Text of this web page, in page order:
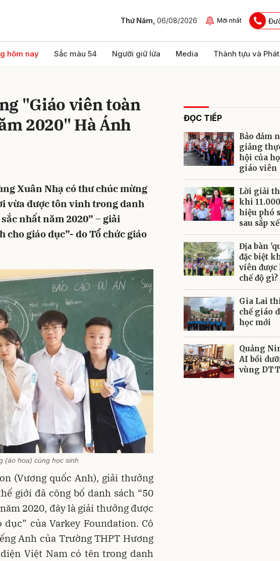
Thứ Năm, 06/08/2026 Mới nhất
hôm nay Sắc màu 54 Người giữ lửa Media Thành tựu và
"Giáo viên toàn
2020" Hà Ánh
Xuân Nhạ có thư chúc mừng
vừa được tôn vinh trong danh
nhất năm 2020” – giải
giáo dục”- do Tổ chức giáo
(áo hoa) cùng học sinh
(Vương quốc Anh), giải thưởng
giới đã công bố danh sách “50
2020, đây là giải thưởng được
của Varkey Foundation. Cô
Anh của Trường THPT Hương
Việt Nam có tên trong danh
ĐỌC TIẾP
Bảo đảm
giảng
hội của
giáo viên
Lời giải
khi
hiệu phó
sau sắp
Địa bàn
đặc biệt
viên
chế độ gì?
Gia Lai
chế giáo
học mới
Quảng
AI bồi
vùng
Gửi